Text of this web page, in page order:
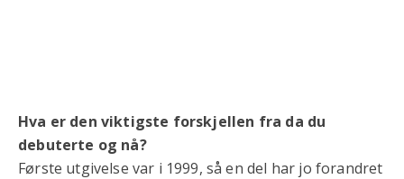
Hva er den viktigste forskjellen fra da du
debuterte og nå?
Første utgivelse var i 1999, så en del har jo forandret